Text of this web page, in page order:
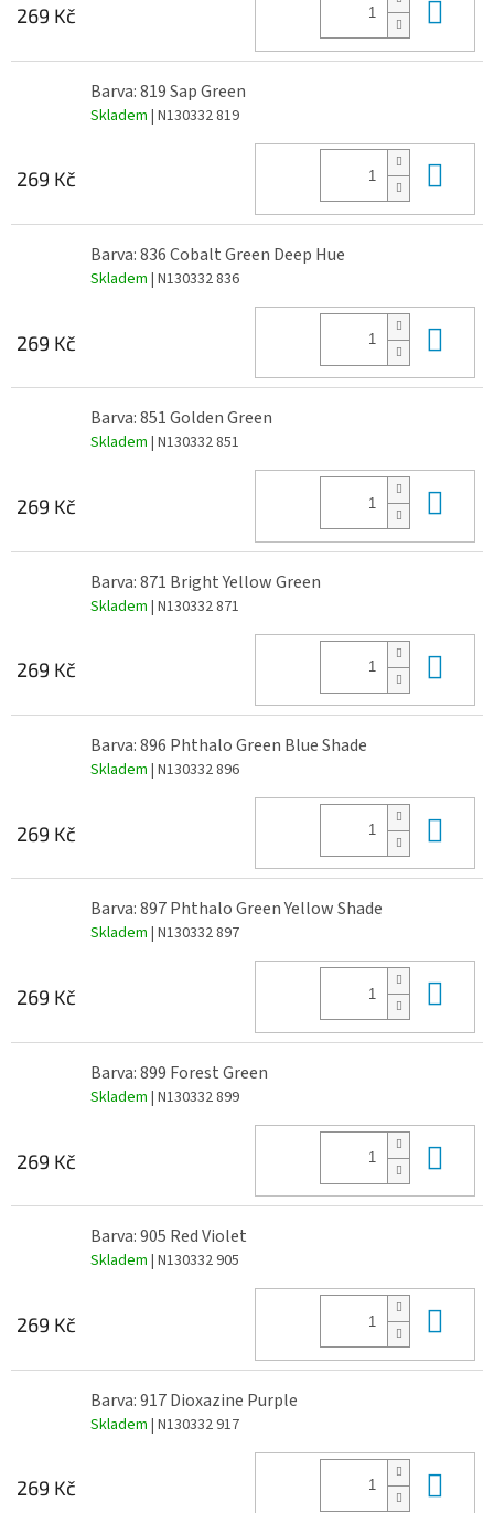
269 Kč
Barva: 819 Sap Green
Skladem | N130332 819
269 Kč
Barva: 836 Cobalt Green Deep Hue
Skladem | N130332 836
269 Kč
Barva: 851 Golden Green
Skladem | N130332 851
269 Kč
Barva: 871 Bright Yellow Green
Skladem | N130332 871
269 Kč
Barva: 896 Phthalo Green Blue Shade
Skladem | N130332 896
269 Kč
Barva: 897 Phthalo Green Yellow Shade
Skladem | N130332 897
269 Kč
Barva: 899 Forest Green
Skladem | N130332 899
269 Kč
Barva: 905 Red Violet
Skladem | N130332 905
269 Kč
Barva: 917 Dioxazine Purple
Skladem | N130332 917
269 Kč